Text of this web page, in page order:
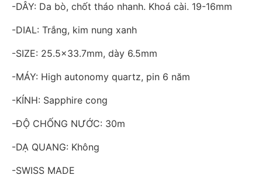
-DÂY: Da bò, chốt tháo nhanh. Khoá cài. 19-16mm
-DIAL: Trắng, kim nung xanh
-SIZE: 25.5×33.7mm, dày 6.5mm
-MÁY: High autonomy quartz, pin 6 năm
-KÍNH: Sapphire cong
-ĐỘ CHỐNG NƯỚC: 30m
-DẠ QUANG: Không
-SWISS MADE